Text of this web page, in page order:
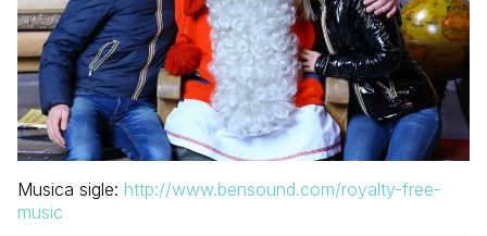
Musica sigle: http://www.bensound.com/royalty-free-
music